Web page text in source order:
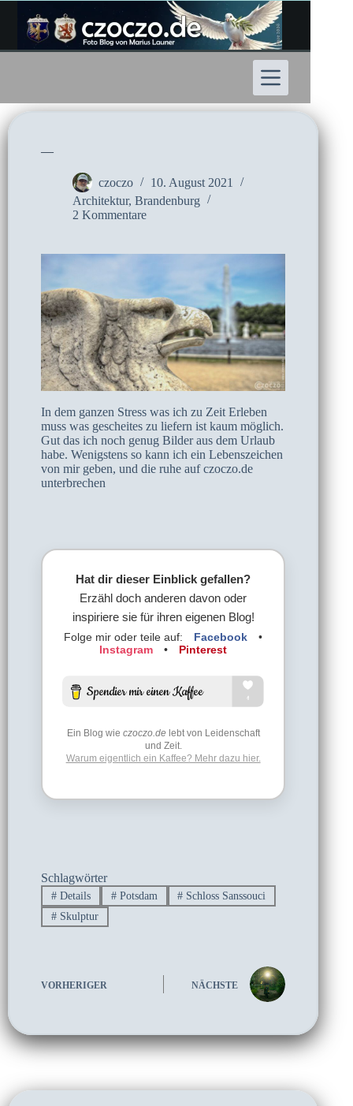
Inhalt
springen
—
czoczo
10. August 2021
Architektur, Brandenburg
2 Kommentare
In dem ganzen Stress was ich zu Zeit Erleben
muss was gescheites zu liefern ist kaum möglich.
Gut das ich noch genug Bilder aus dem Urlaub
habe. Wenigstens so kann ich ein Lebenszeichen
von mir geben, und die ruhe auf czoczo.de
unterbrechen
Hat dir dieser Einblick gefallen?
Erzähl doch anderen davon oder
inspiriere sie für ihren eigenen Blog!
Folge mir oder teile auf: Facebook
•
Instagram
• Pinterest
Ein Blog wie czoczo.delebt von Leidenschaft
und Zeit.
Warum eigentlich ein Kaffee? Mehr dazu hier.
Schlagwörter
#Details #Potsdam # Schloss Sanssouci
#Skulptur
VORHERIGER NÄCHSTE